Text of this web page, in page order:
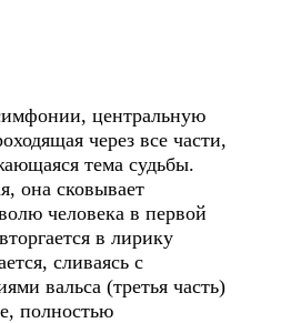
центральную
через все части,
тема судьбы.
она сковывает
человека в первой
в лирику
сливаясь с
вальса (третья часть)
полностью